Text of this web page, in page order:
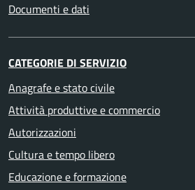
Documenti e dati
CATEGORIE DI SERVIZIO
Anagrafe e stato civile
Attività produttive e commercio
Autorizzazioni
Cultura e tempo libero
Educazione e formazione